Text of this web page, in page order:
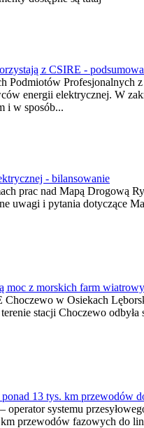
z CSIRE -
Podmiotów Profesjonalnych
energii elektrycznej. W
i w sposób...
- bilansowanie
prac nad Mapą Drogową
uwagi i pytania dotyczące
moc z morskich farm
Choczewo w Osiekach
stacji Choczewo
13 tys. km przewodów
operator systemu
przewodów fazowych do